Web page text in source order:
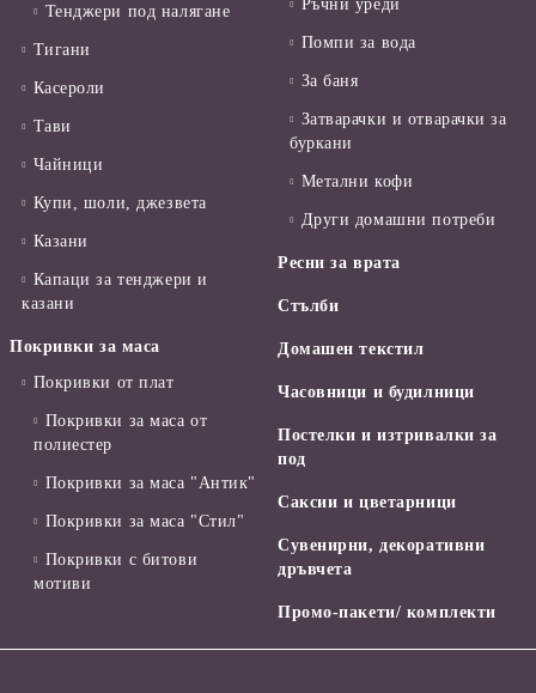
Тенджери под налягане
Тигани
Касероли
Тави
Чайници
Купи, шоли, джезвета
Казани
Капаци за тенджери и
казани
Покривки за маса
Покривки от плат
Покривки за маса от
полиестер
Покривки за маса "Антик"
Покривки за маса "Стил"
Покривки с битови
мотиви
Ръчни уреди
Помпи за вода
За баня
Затварачки и отварачки за
буркани
Метални кофи
Други домашни потреби
Ресни за врата
Стълби
Домашен текстил
Часовници и будилници
Постелки и изтривалки за
под
Саксии и цветарници
Сувенирни, декоративни
дръвчета
Промо-пакети/ комплекти